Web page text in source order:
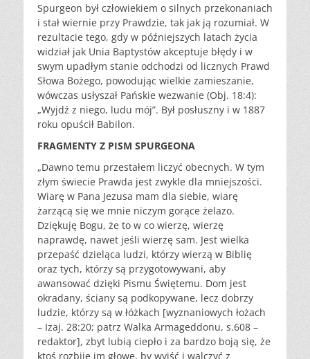
Spurgeon był człowiekiem o silnych przekonaniach
i stał wiernie przy Prawdzie, tak jak ją rozumiał. W
rezultacie tego, gdy w późniejszych latach życia
widział jak Unia Baptystów akceptuje błędy i w
swym upadłym stanie odchodzi od licznych Prawd
Słowa Bożego, powodując wielkie zamieszanie,
wówczas usłyszał Pańskie wezwanie (Obj. 18:4):
„Wyjdź z niego, ludu mój”. Był posłuszny i w 1887
roku opuścił Babilon.
FRAGMENTY Z PISM SPURGEONA
„Dawno temu przestałem liczyć obecnych. W tym
złym świecie Prawda jest zwykle dla mniejszości.
Wiarę w Pana Jezusa mam dla siebie, wiarę
żarzącą się we mnie niczym gorące żelazo.
Dziękuję Bogu, że to w co wierzę, wierzę
naprawdę, nawet jeśli wierzę sam. Jest wielka
przepaść dzieląca ludzi, którzy wierzą w Biblię
oraz tych, którzy są przygotowywani, aby
awansować dzięki Pismu Świętemu. Dom jest
okradany, ściany są podkopywane, lecz dobrzy
ludzie, którzy są w łóżkach [wyznaniowych łożach
– Izaj. 28:20; patrz Walka Armageddonu, s.608 –
redaktor], zbyt lubią ciepło i za bardzo boją się, że
ktoś rozbije im głowę, by wyjść i walczyć z